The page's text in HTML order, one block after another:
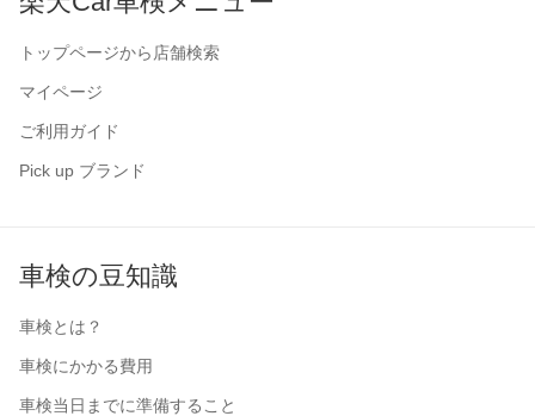
トップページから店舗検索
マイページ
ご利用ガイド
Pick up ブランド
車検の豆知識
車検とは？
車検にかかる費用
車検当日までに準備すること